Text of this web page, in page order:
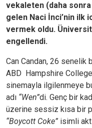
vekaleten (daha
gelen Naci İnci’nin ilk
vermek oldu.
engellendi.
Can Candan, 26
ABD Hampshire
sinemayla ilgilenmeye
adı “Wen”di. Genç bir
üzerine sessiz kısa bir
“Boycott Coke” isimli